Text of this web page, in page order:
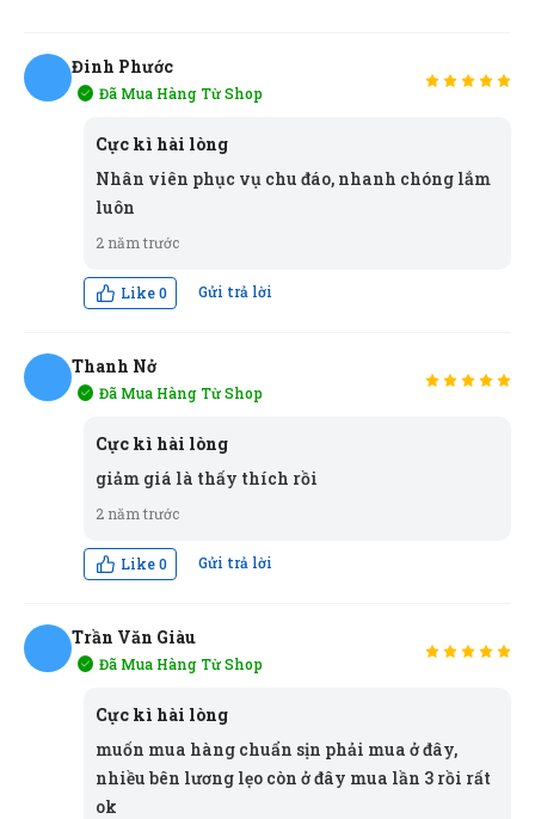
Đinh Phước
Đã Mua Hàng Từ Shop
Cực kì hài lòng
Nhân viên phục vụ chu đáo, nhanh chóng lắm
luôn
2 năm trước
Like0 Gửi trả lời
Thanh Nở
Đã Mua Hàng Từ Shop
Cực kì hài lòng
giảm giá là thấy thích rồi
2 năm trước
Like0 Gửi trả lời
Trần Văn Giàu
Đã Mua Hàng Từ Shop
Cực kì hài lòng
muốn mua hàng chuẩn sịn phải mua ở đây,
nhiều bên lương lẹo còn ở đây mua lần 3 rồi rất
ok
009 - 2B
009 - 2B
Nguyễn Tùng Dương(0439507724) vừa đặt muaBút chì
GSTAR 009 - 2B
Lương Văn Hồ
(Đánh giá 2 năm trước)
đóng gói cẩn thận giao hàng đủ
(Đánh giá 2 năm trước)
Chất lượng phục vụ và buôn bán mới lẹ. Like